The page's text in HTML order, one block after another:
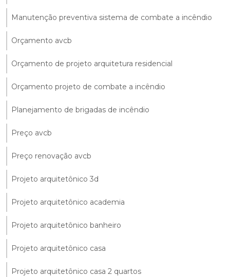
Manutenção preventiva sistema de combate a incêndio
Orçamento avcb
Orçamento de projeto arquitetura residencial
Orçamento projeto de combate a incêndio
Planejamento de brigadas de incêndio
Preço avcb
Preço renovação avcb
Projeto arquitetônico 3d
Projeto arquitetônico academia
Projeto arquitetônico banheiro
Projeto arquitetônico casa
Projeto arquitetônico casa 2 quartos